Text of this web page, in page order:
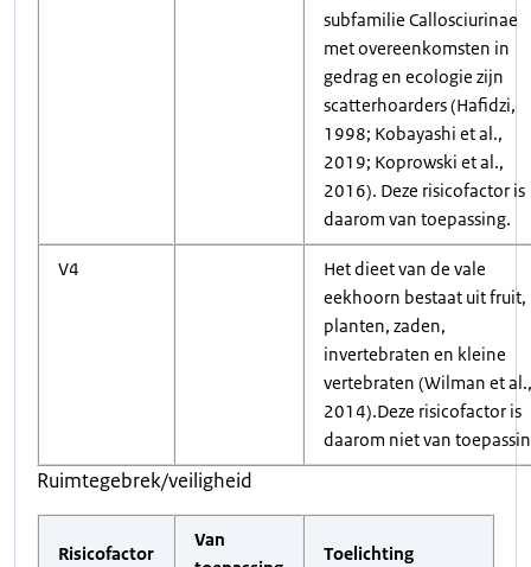
subfamilie Callosciurinae
met overeenkomsten in
gedrag en ecologie zijn
scatterhoarders (Hafidzi,
1998; Kobayashi et al.,
2019; Koprowski et al.,
2016). Deze risicofactor is
daarom van toepassing.
V4
Het dieet van de vale
eekhoorn bestaat uit fruit,
planten, zaden,
invertebraten en kleine
vertebraten (Wilman et al.,
2014).Deze risicofactor is
daarom niet van
Ruimtegebrek/veiligheid
Risicofactor
Van
Toelichting